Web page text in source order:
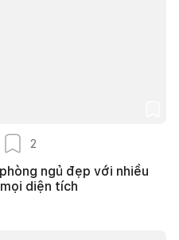
2
ngủ đẹp với nhiều
diện tích